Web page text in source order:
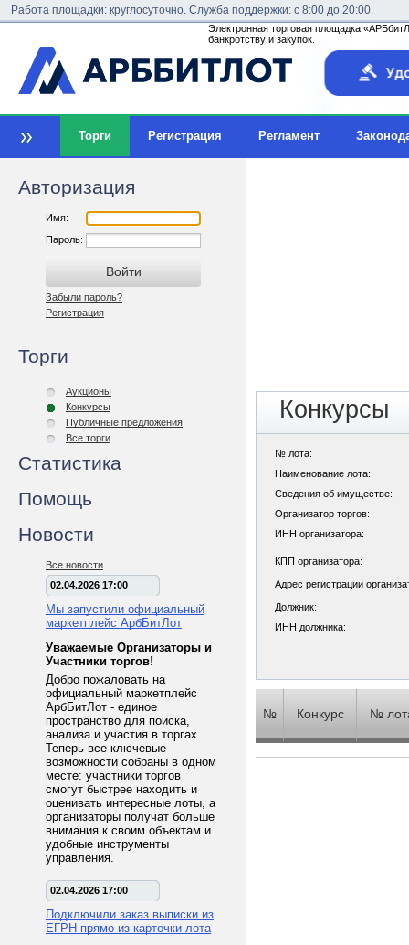
Работа площадки: круглосуточно. Служба поддержки: с 8:00 до 20:00.
Электронная торговая площадка
банкротству и закупок.
Торги Регистрация Регламент
Авторизация
Имя:
Пароль:
Забыли пароль?
Регистрация
Торги
Аукционы
Конкурсы
Публичные предложения
Все торги
Статистика
Помощь
Новости
Все новости
02.04.2026 17:00
Мы запустили официальный
маркетплейс АрбБитЛот
Уважаемые Организаторы и
Участники торгов!
Добро пожаловать на
официальный маркетплейс
АрбБитЛот - единое
пространство для поиска,
анализа и участия в торгах.
Теперь все ключевые
возможности собраны в одном
месте: участники торгов
смогут быстрее находить и
оценивать интересные лоты, а
организаторы получат больше
внимания к своим объектам и
удобные инструменты
управления.
02.04.2026 17:00
Подключили заказ выписки из
ЕГРН прямо из карточки лота
Конкурсы
№ лота:
Наименование лота:
Сведения об имуществе:
Организатор торгов:
ИНН организатора:
КПП организатора:
Адрес регистрации
Должник:
ИНН должника:
№ Конкурс №